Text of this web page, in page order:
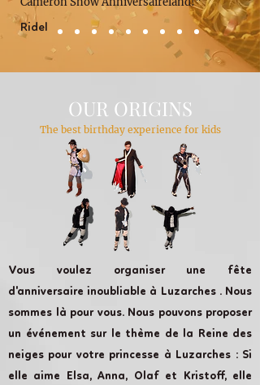
Ridel
OUR ORIGINS
The best birthday experience for kids
Vous voulez organiser une fête
d'anniversaire inoubliable à Luzarches . Nous
sommes là pour vous. Nous pouvons proposer
un événement sur le thème de la Reine des
neiges pour votre princesse à Luzarches : Si
elle aime Elsa, Anna, Olaf et Kristoff, elle